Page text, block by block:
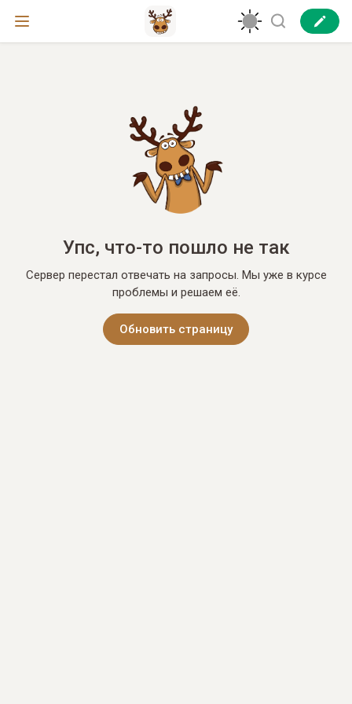
Упс, что-то пошло не так
Сервер перестал отвечать на запросы. Мы уже в курсе
проблемы и решаем её.
Обновить страницу